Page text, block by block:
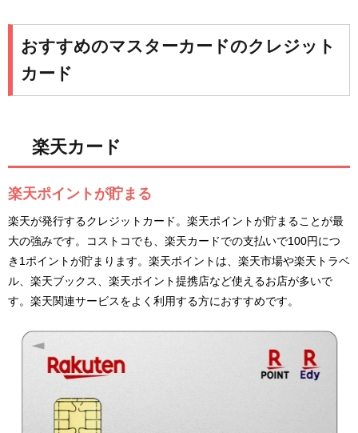
おすすめのマスターカードのクレジット
カード
楽天カード
楽天ポイントが貯まる
楽天が発行するクレジットカード。楽天ポイントが貯まることが最
大の強みです。コストコでも、楽天カードでの支払いで100円につ
き1ポイントが貯まります。楽天ポイントは、楽天市場や楽天トラベ
ル、楽天ブックス、楽天ポイント提携店など使えるお店が多いで
す。楽天関連サービスをよく利用する方におすすめです。